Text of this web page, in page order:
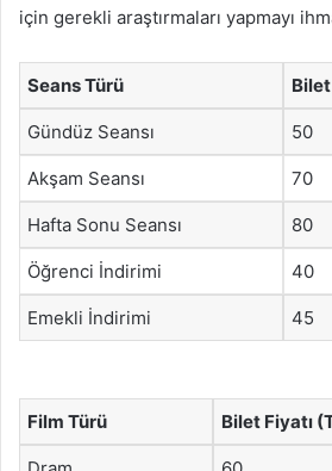
için gerekli araştırmaları yapmayı
Seans Türü
Gündüz Seansı 50
Akşam Seansı 70
Hafta Sonu Seansı 80
Öğrenci İndirimi 40
Emekli İndirimi 45
Film Türü Bilet Fiyatı